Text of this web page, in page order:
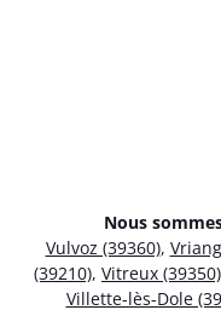
Nous
Vulvoz (39360),
(39210), Vitreux (39350)
Villette-lès-Dole